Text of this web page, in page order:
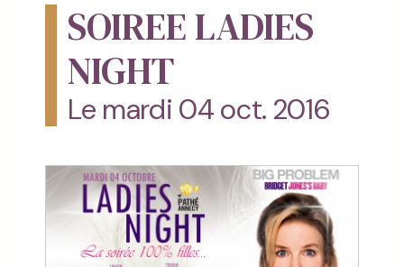
SOIREE LADIES
NIGHT
Le mardi 04 oct. 2016